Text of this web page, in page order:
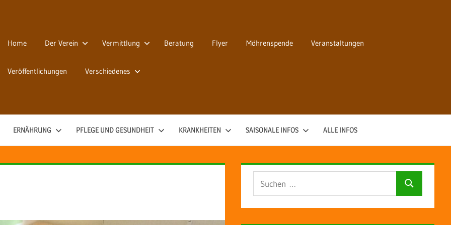
Home Der Verein Vermittlung Beratung Flyer Möhrenspende Veranstaltungen
Veröffentlichungen Verschiedenes
ERNÄHRUNG PFLEGE UND GESUNDHEIT KRANKHEITEN SAISONALE INFOS ALLE INFOS
Suchen